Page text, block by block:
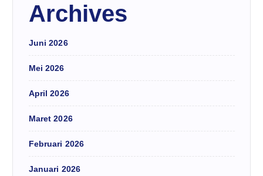
Archives
Juni 2026
Mei 2026
April 2026
Maret 2026
Februari 2026
Januari 2026